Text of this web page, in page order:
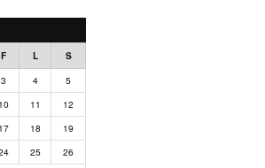
F L S
3 4
5
10 11
12
17 18
19
25
26